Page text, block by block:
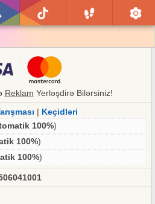
Reklam Yerləşdirə Bilərsiniz!
| Keçidləri
100%)
100%)
100%)